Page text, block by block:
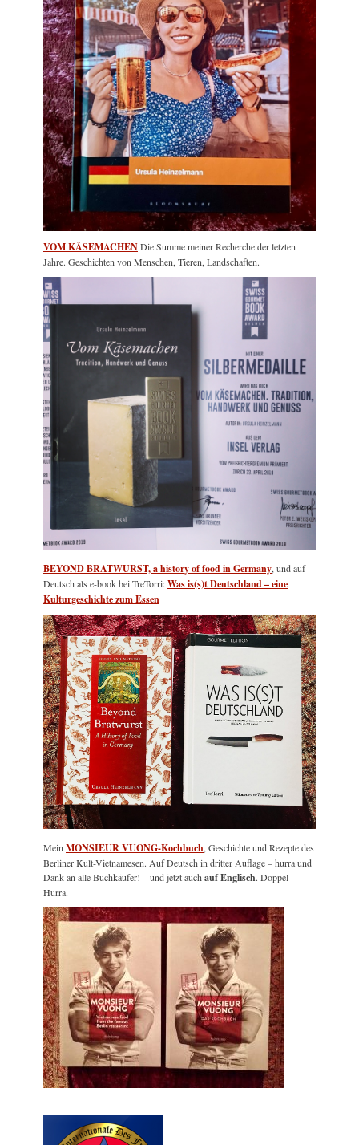
VOM KÄSEMACHENDie Summe meiner Recherche der letzten
Jahre. Geschichten von Menschen, Tieren, Landschaften.
BEYOND BRATWURST, a history of food in Germany, und auf
Deutsch als e-book bei TreTorri:Was is(s)t Deutschland – eine
Kulturgeschichte zum Essen
MeinMONSIEUR VUONG-Kochbuch, Geschichte und Rezepte des
Berliner Kult-Vietnamesen. Auf Deutsch in dritter Auflage – hurra und
Dank an alle Buchkäufer! – und jetzt auchauf Englisch. Doppel-
Hurra.